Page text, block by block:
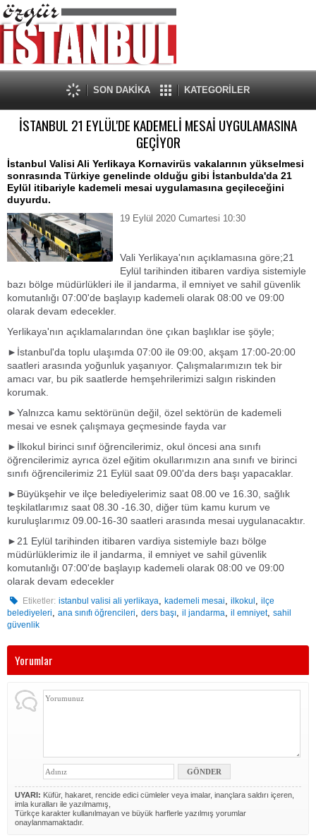
SON DAKİKA KATEGORİLER
İSTANBUL 21 EYLÜL'DE KADEMELİ MESAİ UYGULAMASINA
GEÇİYOR
İstanbul Valisi Ali Yerlikaya Kornavirüs vakalarının yükselmesi
sonrasında Türkiye genelinde olduğu gibi İstanbulda'da 21
Eylül itibariyle kademeli mesai uygulamasına geçileceğini
duyurdu.
19 Eylül 2020 Cumartesi 10:30
Vali Yerlikaya'nın açıklamasına göre;21
Eylül tarihinden itibaren vardiya sistemiyle
bazı bölge müdürlükleri ile il jandarma, il emniyet ve sahil güvenlik
komutanlığı 07:00'de başlayıp kademeli olarak 08:00 ve 09:00
olarak devam edecekler.
Yerlikaya'nın açıklamalarından öne çıkan başlıklar ise şöyle;
►İstanbul'da toplu ulaşımda 07:00 ile 09:00, akşam 17:00-20:00
saatleri arasında yoğunluk yaşanıyor. Çalışmalarımızın tek bir
amacı var, bu pik saatlerde hemşehrilerimizi salgın riskinden
korumak.
►Yalnızca kamu sektörünün değil, özel sektörün de kademeli
mesai ve esnek çalışmaya geçmesinde fayda var
►İlkokul birinci sınıf öğrencilerimiz, okul öncesi ana sınıfı
öğrencilerimiz ayrıca özel eğitim okullarımızın ana sınıfı ve birinci
sınıfı öğrencilerimiz 21 Eylül saat 09.00'da ders başı yapacaklar.
►Büyükşehir ve ilçe belediyelerimiz saat 08.00 ve 16.30, sağlık
teşkilatlarımız saat 08.30 -16.30, diğer tüm kamu kurum ve
kuruluşlarımız 09.00-16-30 saatleri arasında mesai uygulanacaktır.
►21 Eylül tarihinden itibaren vardiya sistemiyle bazı bölge
müdürlüklerimiz ile il jandarma, il emniyet ve sahil güvenlik
komutanlığı 07:00'de başlayıp kademeli olarak 08:00 ve 09:00
olarak devam edecekler
Etiketler: istanbul valisi ali yerlikaya,kademeli mesai,ilkokul ,ilçe
belediyeleri, ana sınıfı öğrencileri, ders başı, il jandarma, il emniyet, sahil
güvenlik
Yorumlar
UYARI: Küfür, hakaret, rencide edici cümleler veya imalar, inançlara saldırı içeren,
imla kuralları ile yazılmamış,
Türkçe karakter kullanılmayan ve büyük harflerle yazılmış yorumlar
onaylanmamaktadır.